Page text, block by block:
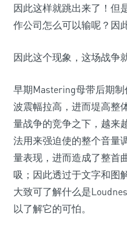
因此这样就跳出来了！但
作公司怎么可以输呢？因
因此这个现象，这场战争
早期Mastering母带后期
波震幅拉高，进而堤高整
量战争的竞争之下，越来
法用来强迫使的整个音量
量表现，进而造成了整首
吸；因此透过于文字和图
大致可了解什么是
以了解它的可怕。